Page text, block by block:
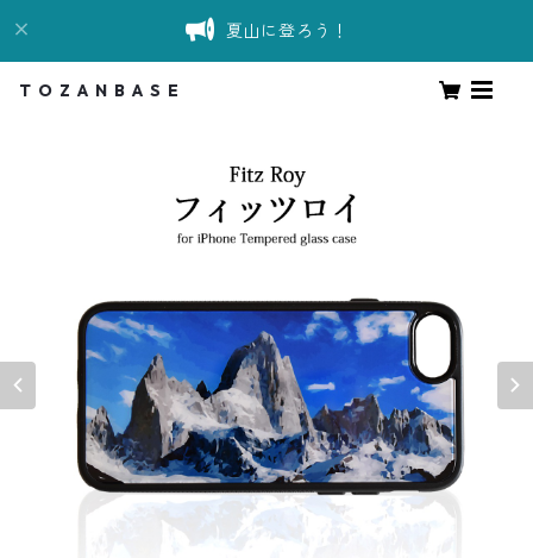
夏山に登ろう！
T O Z A N B A S E